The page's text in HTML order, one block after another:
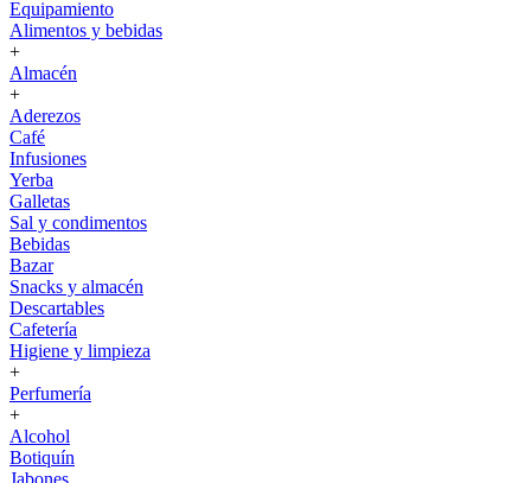
Equipamiento
Alimentos y bebidas
+
Almacén
+
Aderezos
Café
Infusiones
Yerba
Galletas
Sal y condimentos
Bebidas
Bazar
Snacks y almacén
Descartables
Cafetería
Higiene y limpieza
+
Perfumería
+
Alcohol
Botiquín
Jabones